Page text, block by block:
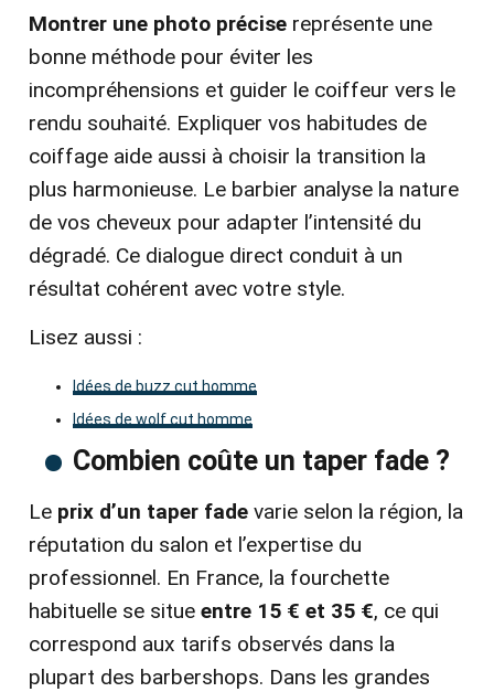
Montrer une photo précise représente une
bonne méthode pour éviter les
incompréhensions et guider le coiffeur vers le
rendu souhaité. Expliquer vos habitudes de
coiffage aide aussi à choisir la transition la
plus harmonieuse. Le barbier analyse la nature
de vos cheveux pour adapter l’intensité du
dégradé. Ce dialogue direct conduit à un
résultat cohérent avec votre style.
Lisez aussi :
Idées de buzz cut homme
Idées de wolf cut homme
Combien coûte un taper fade ?
Le prix d’un taper fade varie selon la région, la
réputation du salon et l’expertise du
professionnel. En France, la fourchette
habituelle se situe entre 15 € et 35 €, ce qui
correspond aux tarifs observés dans la
plupart des barbershops. Dans les grandes